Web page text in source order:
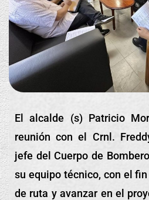
Elalcalde (s) Patricio
reunión con el Crnl.
jefe del Cuerpo de
su equipo técnico, con el
de ruta y avanzar en el